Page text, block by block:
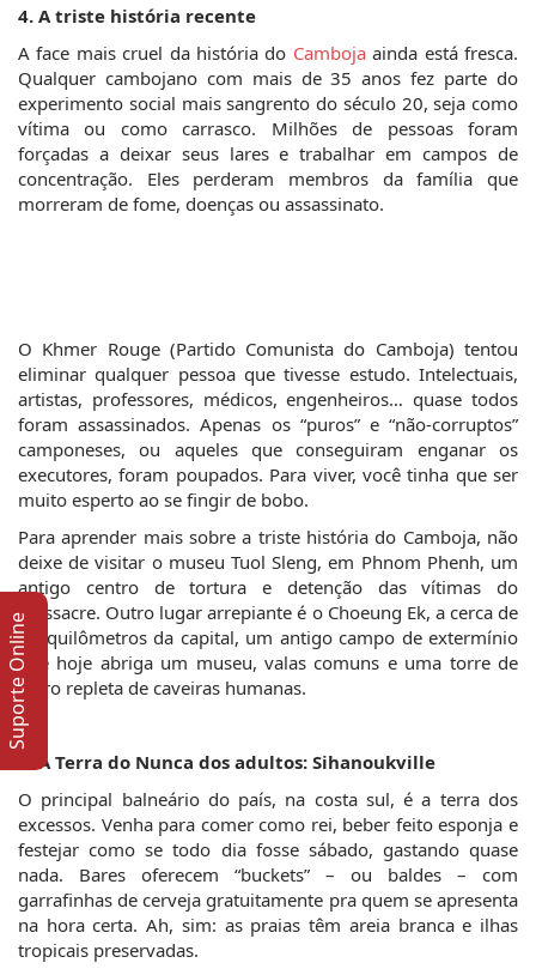
4. A triste história recente
A face mais cruel da história do Camboja ainda está fresca.
Qualquer cambojano com mais de 35 anos fez parte do
experimento social mais sangrento do século 20, seja como
vítima ou como carrasco. Milhões de pessoas foram
forçadas a deixar seus lares e trabalhar em campos de
concentração. Eles perderam membros da família que
morreram de fome, doenças ou assassinato.
O Khmer Rouge (Partido Comunista do Camboja) tentou
eliminar qualquer pessoa que tivesse estudo. Intelectuais,
artistas, professores, médicos, engenheiros… quase todos
foram assassinados. Apenas os “puros” e “não-corruptos”
camponeses, ou aqueles que conseguiram enganar os
executores, foram poupados. Para viver, você tinha que ser
muito esperto ao se fingir de bobo.
Para aprender mais sobre a triste história do Camboja, não
deixe de visitar o museu Tuol Sleng, em Phnom Phenh, um
antigo centro de tortura e detenção das vítimas do
massacre. Outro lugar arrepiante é o Choeung Ek, a cerca de
15 quilômetros da capital, um antigo campo de extermínio
que hoje abriga um museu, valas comuns e uma torre de
vidro repleta de caveiras humanas.
5. A Terra do Nunca dos adultos: Sihanoukville
O principal balneário do país, na costa sul, é a terra dos
excessos. Venha para comer como rei, beber feito esponja e
festejar como se todo dia fosse sábado, gastando quase
nada. Bares oferecem “buckets” – ou baldes – com
garrafinhas de cerveja gratuitamente pra quem se apresenta
na hora certa. Ah, sim: as praias têm areia branca e ilhas
tropicais preservadas.
Suporte Online